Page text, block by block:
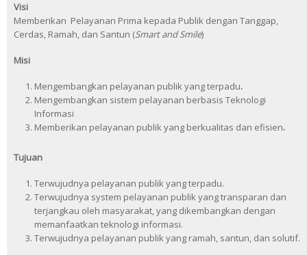
Visi
Memberikan Pelayanan Prima kepada Publik dengan Tanggap,
Cerdas, Ramah, dan Santun (Smart and Smile)
Misi
Mengembangkan pelayanan publik yang terpadu.
Mengembangkan sistem pelayanan berbasis Teknologi
Informasi
Memberikan pelayanan publik yang berkualitas dan efisien.
Tujuan
Terwujudnya pelayanan publik yang terpadu.
Terwujudnya system pelayanan publik yang transparan dan
terjangkau oleh masyarakat, yang dikembangkan dengan
memanfaatkan teknologi informasi.
Terwujudnya pelayanan publik yang ramah, santun, dan solutif.